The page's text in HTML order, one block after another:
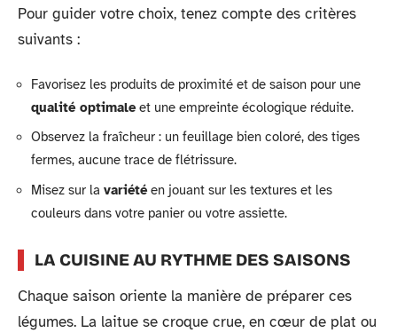
Pour guider votre choix, tenez compte des critères
suivants :
Favorisez les produits de proximité et de saison pour une
qualité optimaleet une empreinte écologique réduite.
Observez la fraîcheur : un feuillage bien coloré, des tiges
fermes, aucune trace de flétrissure.
Misez sur la variétéen jouant sur les textures et les
couleurs dans votre panier ou votre assiette.
LA CUISINE AU RYTHME DES SAISONS
Chaque saison oriente la manière de préparer ces
légumes. La laitue se croque crue, en cœur de plat ou